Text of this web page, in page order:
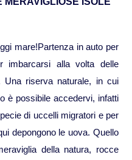
mare!Partenza in auto per
imbarcarsi alla volta delle
Una riserva naturale, in cui
è possibile accedervi, infatti
di uccelli migratori e per
depongono le uova. Quello
della natura, rocce